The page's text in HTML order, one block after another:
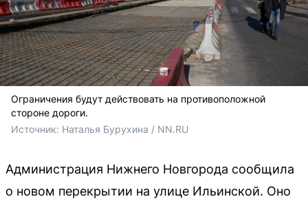
Ограничения будут действовать на противоположной
стороне дороги.
Источник: Наталья Бурухина / NN.RU
Администрация Нижнего Новгорода сообщила
о новом перекрытии на улице Ильинской. Оно